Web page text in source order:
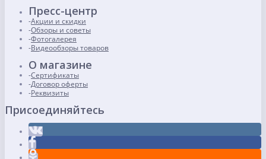
Пресс-центр
Акции и скидки
Обзоры и советы
Фотогалерея
Видеообзоры товаров
О магазине
Сертификаты
Договор оферты
Реквизиты
Присоединяйтесь